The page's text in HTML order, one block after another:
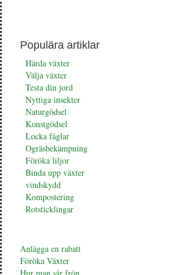
Populära artiklar
Härda växter
Välja växter
Testa din jord
Nyttiga insekter
Naturgödsel
Konstgödsel
Locka fåglar
Ogräsbekämpning
Föröka liljor
Binda upp växter
vindskydd
Kompostering
Rotsticklingar
Anlägga en rabatt
Föröka Växter